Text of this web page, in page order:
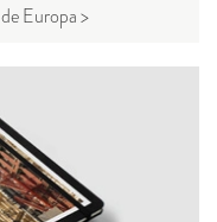
Europa >